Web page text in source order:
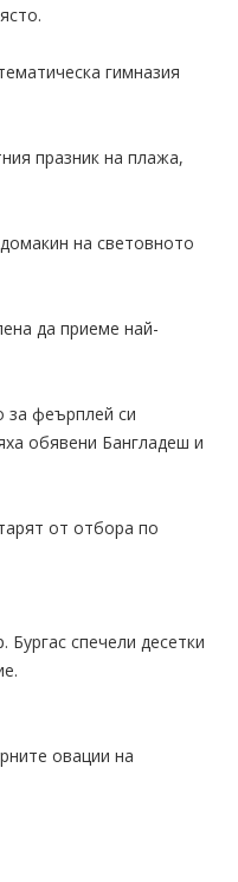
гимназия
празник на плажа,
на световното
да приеме най-
за феърплей си
обявени Бангладеш и
от отбора по
спечели десетки
овации на